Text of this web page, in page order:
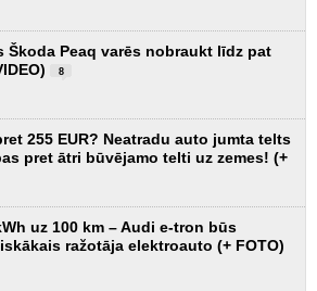
Škoda Peaq varēs nobraukt līdz pat
8
255 EUR? Neatradu auto jumta telts
pret ātri būvējamo telti uz zemes! (+
uz 100 km – Audi e-tron būs
ražotāja elektroauto (+ FOTO)